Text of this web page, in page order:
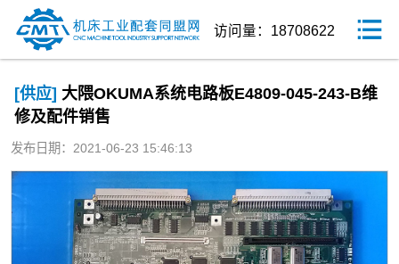
访问量：18708622
[供应] 大隈OKUMA系统电路板E4809-045-243-B维
修及配件销售
发布日期：2021-06-23 15:46:13